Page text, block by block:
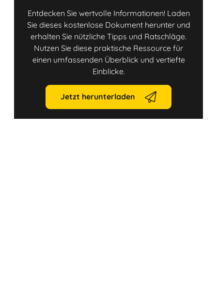
Entdecken Sie wertvolle Informationen! Laden
Sie dieses kostenlose Dokument herunter und
erhalten Sie nützliche Tipps und Ratschläge.
Nutzen Sie diese praktische Ressource für
einen umfassenden Überblick und vertiefte
Einblicke.
Jetzt herunterladen